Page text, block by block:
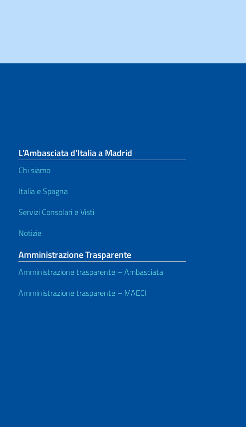
L’Ambasciata d’Italia a Madrid
Chi siamo
Italia e Spagna
Servizi Consolari e Visti
Notizie
Amministrazione Trasparente
Amministrazione trasparente – Ambasciata
Amministrazione trasparente – MAECI